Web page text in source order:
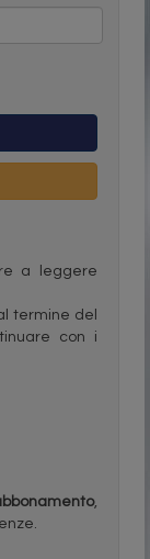
a leggere
termine del
con i
,